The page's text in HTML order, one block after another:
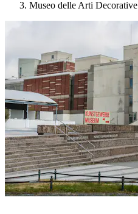
Museo delle Arti Decorative